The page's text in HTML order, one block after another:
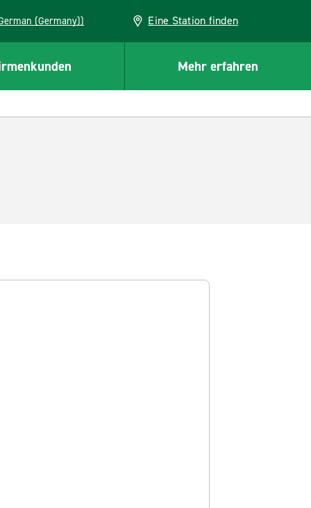
(German (Germany)) Eine Station finden
Mehr erfahren